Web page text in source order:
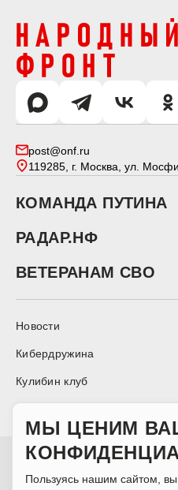
post@onf.ru
119285, г. Москва, ул.
КОМАНДА ПУТИНА
РАДАР.НФ
ВЕТЕРАНАМ СВО
Новости
Кибердружина
Кулибин клуб
Сетевое издание
надзору в сфере связи,
МЫ ЦЕНИМ
Пользуясь нашим сайтом,